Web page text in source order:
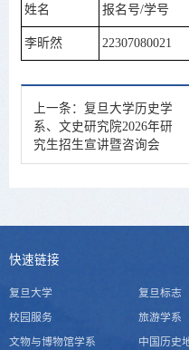
姓名 报名号/学号
李昕然 22307080021
上一条： 复旦大学历史学
系、文史研究院2026年研
究生招生宣讲暨咨询会
快速链接
复旦大学 复旦标志
校园服务
旅游学系
文物与博物馆学系
中国历史